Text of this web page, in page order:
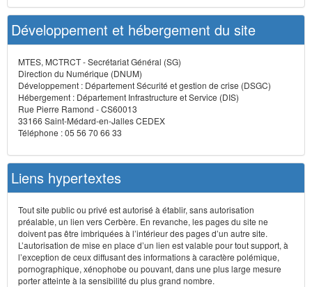
Développement et hébergement du site
MTES, MCTRCT - Secrétariat Général (SG)
Direction du Numérique (DNUM)
Développement : Département Sécurité et gestion de crise (DSGC)
Hébergement : Département Infrastructure et Service (DIS)
Rue Pierre Ramond - CS60013
33166 Saint-Médard-en-Jalles CEDEX
Téléphone : 05 56 70 66 33
Liens hypertextes
Tout site public ou privé est autorisé à établir, sans autorisation
préalable, un lien vers Cerbère. En revanche, les pages du site ne
doivent pas être imbriquées à l’intérieur des pages d’un autre site.
L’autorisation de mise en place d’un lien est valable pour tout support, à
l’exception de ceux diffusant des informations à caractère polémique,
pornographique, xénophobe ou pouvant, dans une plus large mesure
porter atteinte à la sensibilité du plus grand nombre.